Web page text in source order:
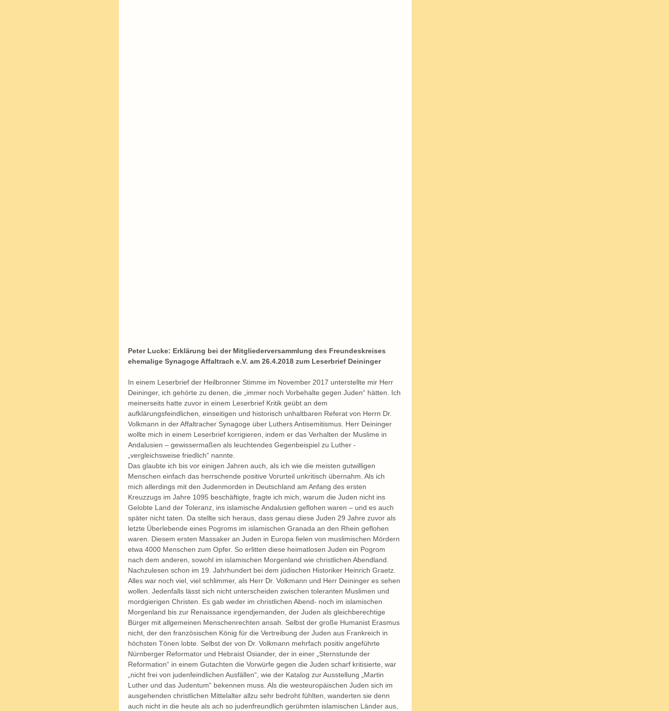
Peter Lucke: Erklärung bei der Mitgliederversammlung des Freundeskreises
ehemalige Synagoge Affaltrach e.V. am 26.4.2018 zum Leserbrief Deininger
In einem Leserbrief der Heilbronner Stimme im November 2017 unterstellte mir Herr
Deininger, ich gehörte zu denen, die „immer noch Vorbehalte gegen Juden“ hätten. Ich
meinerseits hatte zuvor in einem Leserbrief Kritik geübt an dem
aufklärungsfeindlichen, einseitigen und historisch unhaltbaren Referat von Herrn Dr.
Volkmann in der Affaltracher Synagoge über Luthers Antisemitismus. Herr Deininger
wollte mich in einem Leserbrief korrigieren, indem er das Verhalten der Muslime in
Andalusien – gewissermaßen als leuchtendes Gegenbeispiel zu Luther -
„vergleichsweise friedlich“ nannte.
Das glaubte ich bis vor einigen Jahren auch, als ich wie die meisten gutwilligen
Menschen einfach das herrschende positive Vorurteil unkritisch übernahm. Als ich
mich allerdings mit den Judenmorden in Deutschland am Anfang des ersten
Kreuzzugs im Jahre 1095 beschäftigte, fragte ich mich, warum die Juden nicht ins
Gelobte Land der Toleranz, ins islamische Andalusien geflohen waren – und es auch
später nicht taten. Da stellte sich heraus, dass genau diese Juden 29 Jahre zuvor als
letzte Überlebende eines Pogroms im islamischen Granada an den Rhein geflohen
waren. Diesem ersten Massaker an Juden in Europa fielen von muslimischen Mördern
etwa 4000 Menschen zum Opfer. So erlitten diese heimatlosen Juden ein Pogrom
nach dem anderen, sowohl im islamischen Morgenland wie christlichen Abendland.
Nachzulesen schon im 19. Jahrhundert bei dem jüdischen Historiker Heinrich Graetz.
Alles war noch viel, viel schlimmer, als Herr Dr. Volkmann und Herr Deininger es sehen
wollen. Jedenfalls lässt sich nicht unterscheiden zwischen toleranten Muslimen und
mordgierigen Christen. Es gab weder im christlichen Abend- noch im islamischen
Morgenland bis zur Renaissance irgendjemanden, der Juden als gleichberechtige
Bürger mit allgemeinen Menschenrechten ansah. Selbst der große Humanist Erasmus
nicht, der den französischen König für die Vertreibung der Juden aus Frankreich in
höchsten Tönen lobte. Selbst der von Dr. Volkmann mehrfach positiv angeführte
Nürnberger Reformator und Hebraist Osiander, der in einer „Sternstunde der
Reformation“ in einem Gutachten die Vorwürfe gegen die Juden scharf kritisierte, war
„nicht frei von judenfeindlichen Ausfällen“, wie der Katalog zur Ausstellung „Martin
Luther und das Judentum“ bekennen muss. Als die westeuropäischen Juden sich im
ausgehenden christlichen Mittelalter allzu sehr bedroht fühlten, wanderten sie denn
auch nicht in die heute als ach so judenfreundlich gerühmten islamischen Länder aus,